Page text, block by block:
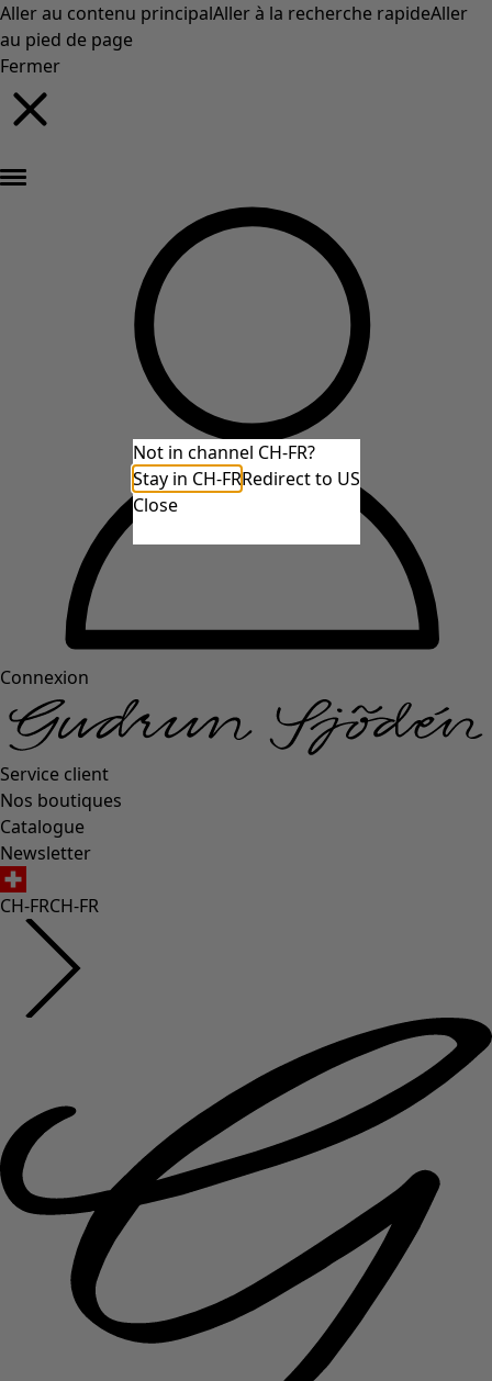
Aller au contenu principalAller à la recherche rapideAller
au pied de page
Fermer
Connexion
Service client
Nos boutiques
Catalogue
Newsletter
CH-FRCH-FR
Not in channel CH-FR?
Stay in CH-FRRedirect to US
Close